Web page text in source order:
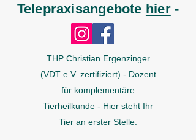
THP Christian Ergenzinger
(VDT e.V. zertifiziert) - Dozent
für komplementäre
Tierheilkunde - Hier steht Ihr
Tier an erster Stelle.
Telepraxisangebote hier-